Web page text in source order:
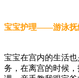
宝宝护理——游泳抚
宝宝在宫内的生活也
务，在离宫的时候